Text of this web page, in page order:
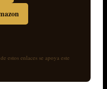
estos enlaces se apoya este